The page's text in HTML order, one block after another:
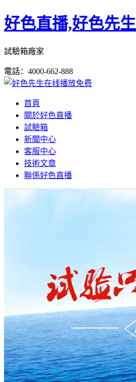
好色直播,好色先
試驗箱廠家
電話：4000-662-888
首頁
關於好色直播
試驗箱
新聞中心
客服中心
技術文章
聯係好色直播